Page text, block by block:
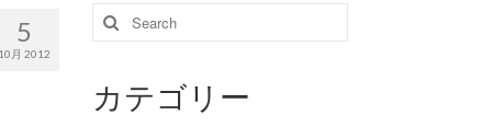
5
10月 2012
Search
for:
カテゴリー